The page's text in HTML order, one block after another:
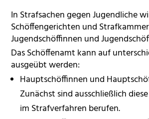
In Strafsachen gegen Jugendliche
Schöffengerichten und
Jugendschöffinnen und
Das Schöffenamt kann auf
ausgeübt werden:
Hauptschöffinnen und
Zunächst sind ausschließlich
im Strafverfahren berufen.